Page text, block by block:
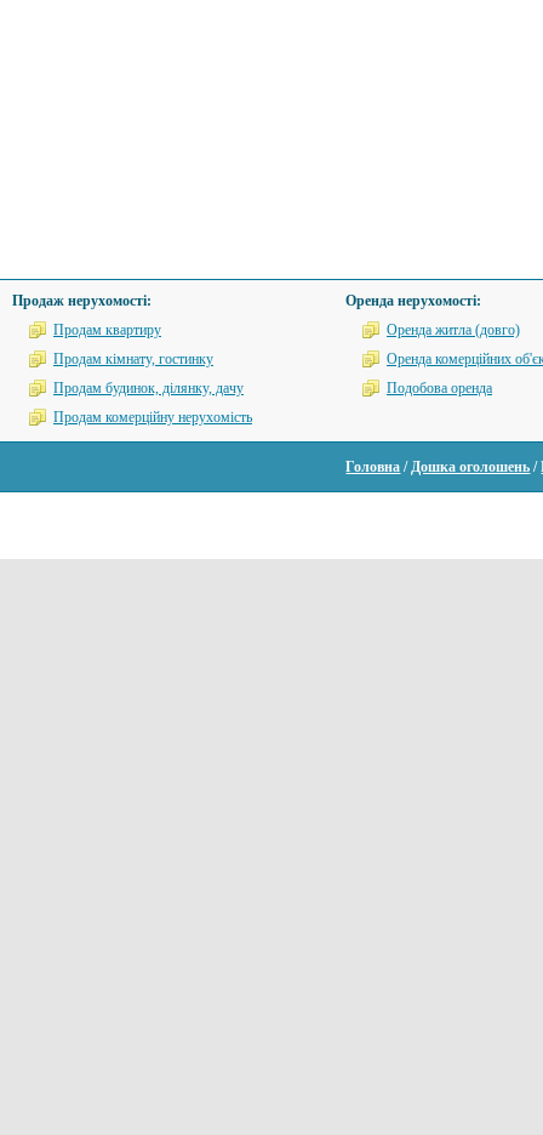
Оренда нерухомості:
Оренда житла (довго)
Оренда комерційних
Подобова оренда
Продаж нерухомості:
Продам квартиру
Продам кімнату, гостинку
Продам будинок, ділянку, дачу
Продам комерційну нерухомість
Головна /Дошка оголошень /